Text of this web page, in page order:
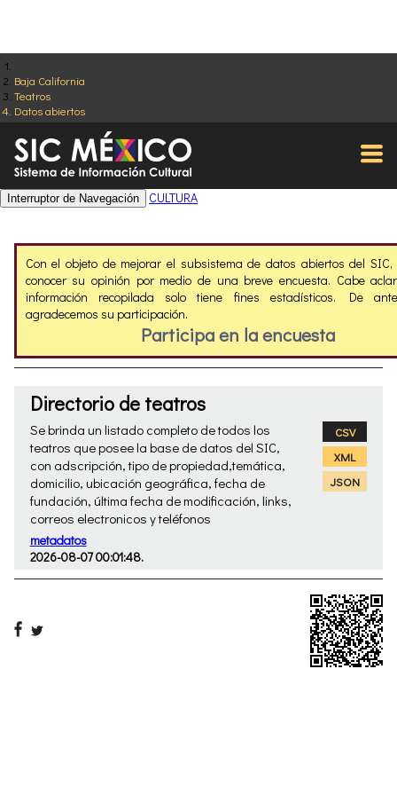
Baja California
Teatros
Datos abiertos
Interruptor de Navegación CULTURA
Con el objeto de mejorar el subsistema de datos abiertos del SIC,
conocer su opinión por medio de una breve encuesta. Cabe
información recopilada solo tiene fines estadísticos. De
agradecemos su participación.
Participa en la encuesta
Directorio de teatros
Se brinda un listado completo de todos los
teatros que posee la base de datos del SIC,
con adscripción, tipo de propiedad,temática,
domicilio, ubicación geográfica, fecha de
fundación, última fecha de modificación, links,
correos electronicos y teléfonos
metadatos
2026-08-07 00:01:48.
CSV
XML
JSON